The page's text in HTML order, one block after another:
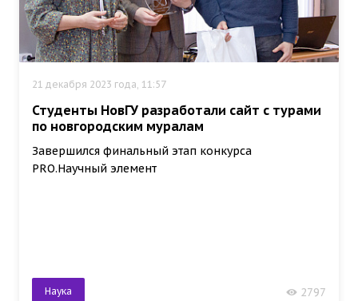
21 декабря 2023 года, 11:57
Студенты НовГУ разработали сайт с турами
по новгородским муралам
Завершился финальный этап конкурса
PRO.Научный элемент
Наука 2797